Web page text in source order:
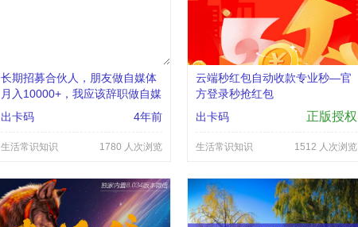
长期招募合伙人，朋友做自媒体
月入10000+，我应该辞职做自媒
体吗？
出卡码 4年前
生活常识知识 1780 人次浏览
云端秒红包自动收款专业秒—官
方登录秒抢红包
出卡码
正版授权
生活常识知识 1512 人次浏览